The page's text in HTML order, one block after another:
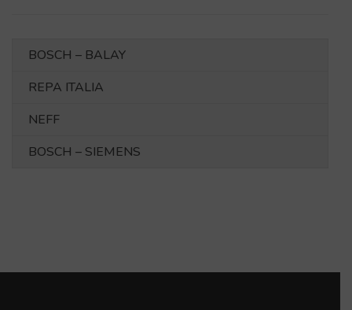
BOSCH – BALAY
REPA ITALIA
NEFF
BOSCH – SIEMENS